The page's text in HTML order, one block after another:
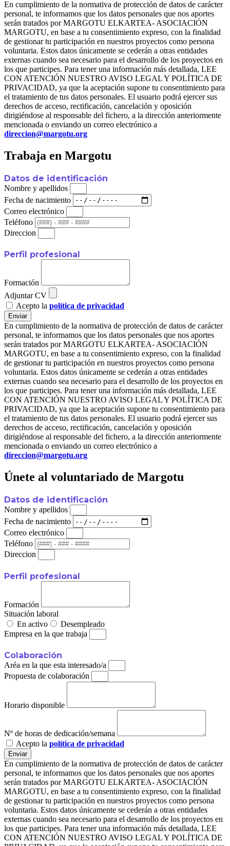
En cumplimiento de la normativa de protección de datos de carácter
personal, te informamos que los datos personales que nos aportes
serán tratados por MARGOTU ELKARTEA- ASOCIACIÓN
MARGOTU, en base a tu consentimiento expreso, con la finalidad
de gestionar tu participación en nuestros proyectos como persona
voluntaria. Estos datos únicamente se cederán a otras entidades
externas cuando sea necesario para el desarrollo de los proyectos en
los que participes. Para tener una información más detallada, LEE
CON ATENCIÓN NUESTRO AVISO LEGAL Y POLÍTICA DE
PRIVACIDAD, ya que la aceptación supone tu consentimiento para
el tratamiento de tus datos personales. El usuario podrá ejercer sus
derechos de acceso, rectificación, cancelación y oposición
dirigiéndose al responsable del fichero, a la dirección anteriormente
mencionada o enviando un correo electrónico a
direccion@margotu.org
Trabaja en Margotu
Datos de identificación
Nombre y apellidos
Fecha de nacimiento
Correo electrónico
Teléfono
Direccion
Perfil profesional
Formación
Adjuntar CV
Acepto la política de privacidad
Enviar
En cumplimiento de la normativa de protección de datos de carácter
personal, te informamos que los datos personales que nos aportes
serán tratados por MARGOTU ELKARTEA- ASOCIACIÓN
MARGOTU, en base a tu consentimiento expreso, con la finalidad
de gestionar tu participación en nuestros proyectos como persona
voluntaria. Estos datos únicamente se cederán a otras entidades
externas cuando sea necesario para el desarrollo de los proyectos en
los que participes. Para tener una información más detallada, LEE
CON ATENCIÓN NUESTRO AVISO LEGAL Y POLÍTICA DE
PRIVACIDAD, ya que la aceptación supone tu consentimiento para
el tratamiento de tus datos personales. El usuario podrá ejercer sus
derechos de acceso, rectificación, cancelación y oposición
dirigiéndose al responsable del fichero, a la dirección anteriormente
mencionada o enviando un correo electrónico a
direccion@margotu.org
Únete al voluntariado de Margotu
Datos de identificación
Nombre y apellidos
Fecha de nacimiento
Correo electrónico
Teléfono
Direccion
Perfil profesional
Formación
Situación laboral
En activo
Desempleado
Empresa en la que trabaja
Colaboración
Aréa en la que esta interesado/a
Propuesta de colaboración
Horario disponible
Nº de horas de dedicación/semana
Acepto la política de privacidad
Enviar
En cumplimiento de la normativa de protección de datos de carácter
personal, te informamos que los datos personales que nos aportes
serán tratados por MARGOTU ELKARTEA- ASOCIACIÓN
MARGOTU, en base a tu consentimiento expreso, con la finalidad
de gestionar tu participación en nuestros proyectos como persona
voluntaria. Estos datos únicamente se cederán a otras entidades
externas cuando sea necesario para el desarrollo de los proyectos en
los que participes. Para tener una información más detallada, LEE
CON ATENCIÓN NUESTRO AVISO LEGAL Y POLÍTICA DE